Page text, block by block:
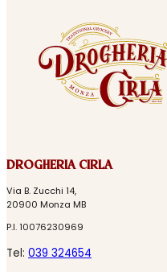
DROGHERIA CIRLA
Via B. Zucchi 14,
20900 Monza MB
P.I. 10076230969
Tel: 039 324654